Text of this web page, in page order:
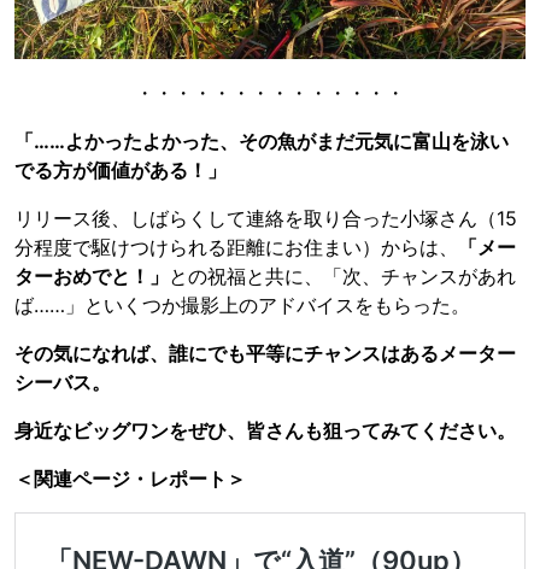
・・・・・・・・・・・・・・
「……よかったよかった、その魚がまだ元気に富山を泳い
でる方が価値がある！」
リリース後、しばらくして連絡を取り合った小塚さん（15
分程度で駆けつけられる距離にお住まい）からは、
「メー
ターおめでと！」 との祝福と共に、「次、チャンスがあれ
ば……」といくつか撮影上のアドバイスをもらった。
その気になれば、誰にでも平等にチャンスはあるメーター
シーバス。
身近なビッグワンをぜひ、皆さんも狙ってみてください。
＜関連ページ・レポート＞